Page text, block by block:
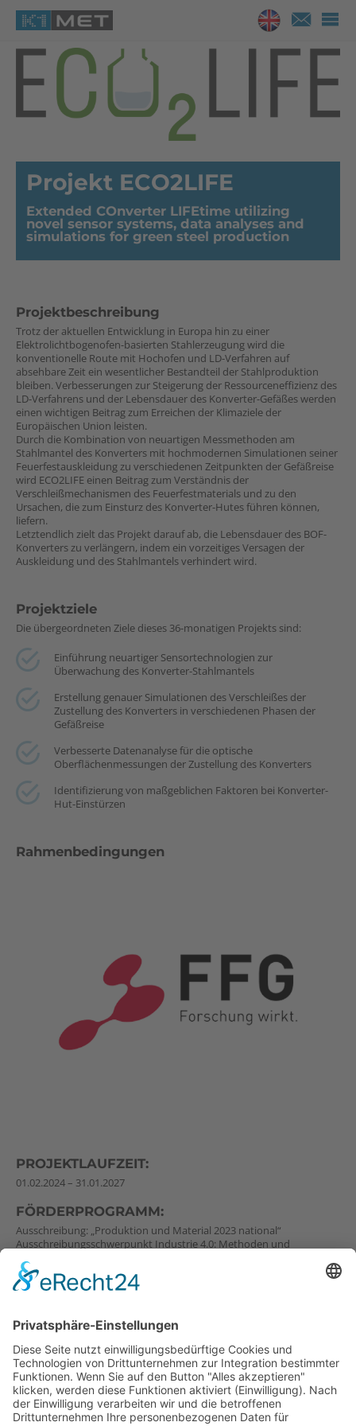
Projekt ECO2LIFE
Extended COnverter LIFEtime utilizing
novel sensor systems, data analyses and
simulations for green steel production
Projektbeschreibung
Trotz der aktuellen Entwicklung in Europa hin zu einer
Elektrolichtbogenofen-basierten Stahlerzeugung wird die
konventionelle Route mit Hochofen und LD-Verfahren auf
absehbare Zeit ein wesentlicher Bestandteil der Stahlproduktion
bleiben. Verbesserungen zur Steigerung der Ressourceneffizienz des
LD-Verfahrens und der Lebensdauer des Konverter-Gefäßes werden
einen wichtigen Beitrag zum Erreichen der Klimaziele der
Europäischen Union leisten.
Durch die Kombination von neuartigen Messmethoden am
Stahlmantel des Konverters mit hochmodernen Simulationen seiner
Feuerfestauskleidung zu verschiedenen Zeitpunkten der Gefäßreise
wird ECO2LIFE einen Beitrag zum Verständnis der
Verschleißmechanismen des Feuerfestmaterials und zu den
Ursachen, die zum Einsturz des Konverter-Hutes führen können,
liefern.
Letztendlich zielt das Projekt darauf ab, die Lebensdauer des BOF-
Konverters zu verlängern, indem ein vorzeitiges Versagen der
Auskleidung und des Stahlmantels verhindert wird.
Projektziele
Die übergeordneten Ziele dieses 36-monatigen Projekts sind:
Einführung neuartiger Sensortechnologien zur
Überwachung des Konverter-Stahlmantels
Erstellung genauer Simulationen des Verschleißes der
Zustellung des Konverters in verschiedenen Phasen der
Gefäßreise
Verbesserte Datenanalyse für die optische
Oberflächenmessungen der Zustellung des Konverters
Identifizierung von maßgeblichen Faktoren bei Konverter-
Hut-Einstürzen
Rahmenbedingungen
PROJEKTLAUFZEIT:
01.02.2024 – 31.01.2027
FÖRDERPROGRAMM:
Ausschreibung: „Produktion und Material 2023 national“
Ausschreibungsschwerpunkt Industrie 4.0: Methoden und
Cyber Physikalischen Systemen (Subschwerpunkt 1.1), Project #
50647011
PROJEKTKONSORTIUM:
Beginnend mit der Projektkoordination setzt sich das Konsortium
wie folgt zusammen:
K1-MET GmbH
Montanuniversität Leoben – Lehrstuhl für